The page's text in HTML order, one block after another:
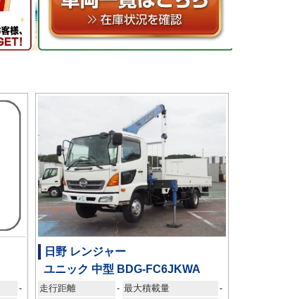
-
日野 レンジャー
ユニック 中型 BDG-FC6JKWA
走行距離 - 最大積載量 -